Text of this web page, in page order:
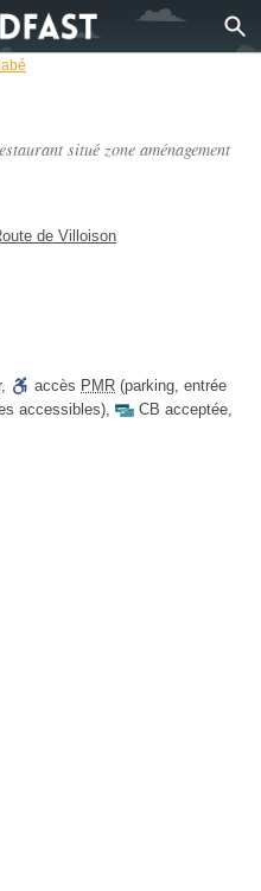
situé zone aménagement
de Villoison
, accès PMR (parking, entrée
accessibles), CB acceptée,